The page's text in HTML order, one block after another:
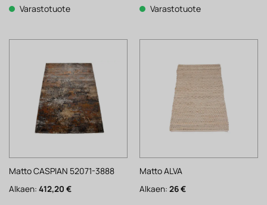
Varastotuote Varastotuote
Matto CASPIAN 52071-3888
Alkaen: 412,20 €
Matto ALVA
Alkaen: 26€